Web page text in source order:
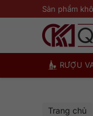
qua
Sản phẩm
RƯỢU
Trang chủ